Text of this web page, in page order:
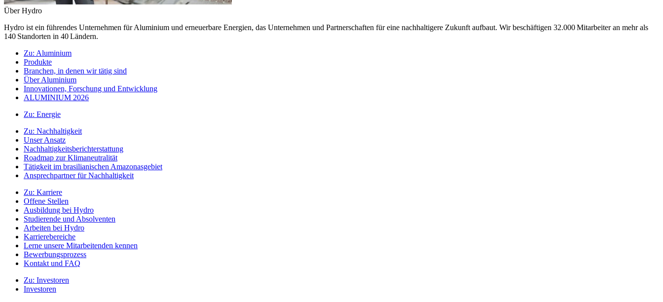
Über Hydro
Hydro ist ein führendes Unternehmen für Aluminium und erneuerbare Energien, das Unternehmen und Partnerschaften für eine nachhaltigere Zukunft aufbaut. Wir beschäftigen 32.000 Mitarbeiter an mehr als
140 Standorten in 40 Ländern.
Zu: Aluminium
Produkte
Branchen, in denen wir tätig sind
Über Aluminium
Innovationen, Forschung und Entwicklung
ALUMINIUM 2026
Zu: Energie
Zu: Nachhaltigkeit
Unser Ansatz
Nachhaltigkeitsberichterstattung
Roadmap zur Klimaneutralität
Tätigkeit im brasilianischen Amazonasgebiet
Ansprechpartner für Nachhaltigkeit
Zu: Karriere
Offene Stellen
Ausbildung bei Hydro
Studierende und Absolventen
Arbeiten bei Hydro
Karrierebereiche
Lerne unsere Mitarbeitenden kennen
Bewerbungsprozess
Kontakt und FAQ
Zu: Investoren
Investoren